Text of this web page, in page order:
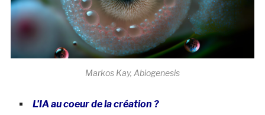
Markos Kay, Abiogenesis
L’IA au coeur de la création ?